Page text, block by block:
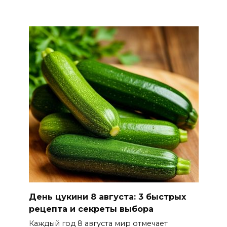
Новороссийске
08 августа 2026 10:40
В Ростовской области
ликвидировали 16
техногенных пожаров и 30
возгораний растительности
08 августа 2026 10:35
В Ростовской области
объявили штормовое
предупреждение из-за
высокого риска пожаров
День цукини 8 августа: 3 быстрых
рецепта и секреты выбора
Каждый год 8 августа мир отмечает